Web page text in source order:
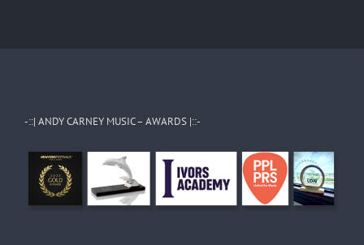
-::| ANDY CARNEY MUSIC – AWARDS |::-